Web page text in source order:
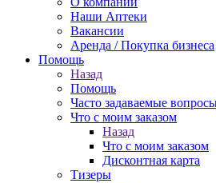
Наши Аптеки
Вакансии
Аренда / Покупка бизнеса
Помощь
Назад
Помощь
Часто задаваемые
Что с моим заказом
Назад
Что с моим заказом
Дисконтная карта
Тизеры